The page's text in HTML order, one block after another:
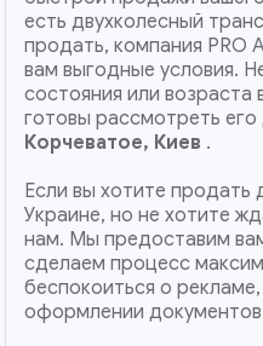
есть двухколесный
продать, компания PRO
вам выгодные условия.
состояния или возраста
готовы рассмотреть его
Корчеватое, Киев .
Если вы хотите продать
Украине, но не хотите
нам. Мы предоставим
сделаем процесс
беспокоиться о
оформлении